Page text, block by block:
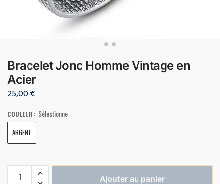
Bracelet Jonc Homme Vintage en
Acier
25,00€
COULEUR: Sélectionne
ARGENT
Ajouter au panier